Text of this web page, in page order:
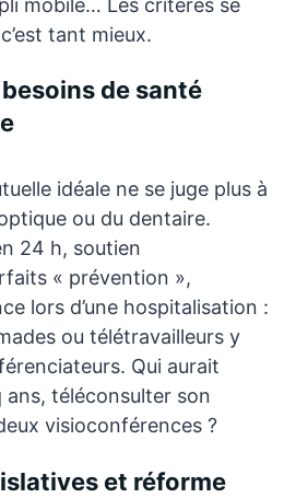
tant mieux.
de santé
idéale ne se juge plus à
ou du dentaire.
24 h, soutien
« prévention »,
lors d’une hospitalisation :
ou télétravailleurs y
Qui aurait
ans, téléconsulter son
visioconférences ?
et réforme